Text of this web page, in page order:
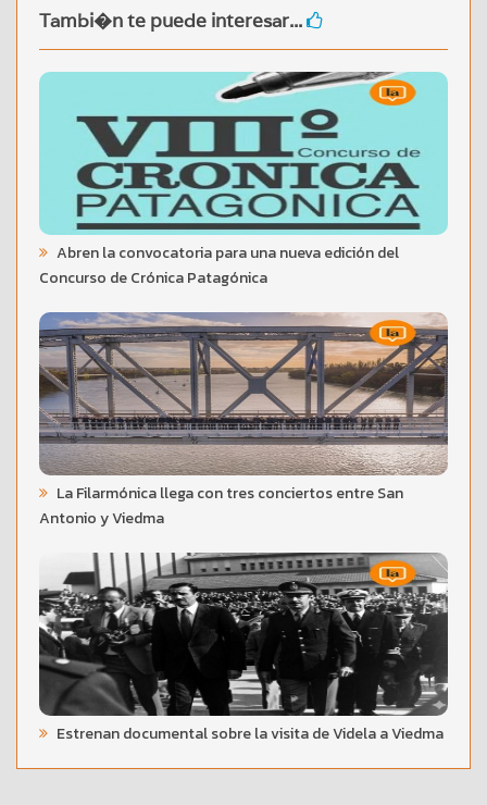
Tambi�n te puede interesar...
Abren la convocatoria para una nueva edición del
Concurso de Crónica Patagónica
La Filarmónica llega con tres conciertos entre San
Antonio y Viedma
Estrenan documental sobre la visita de Videla a Viedma